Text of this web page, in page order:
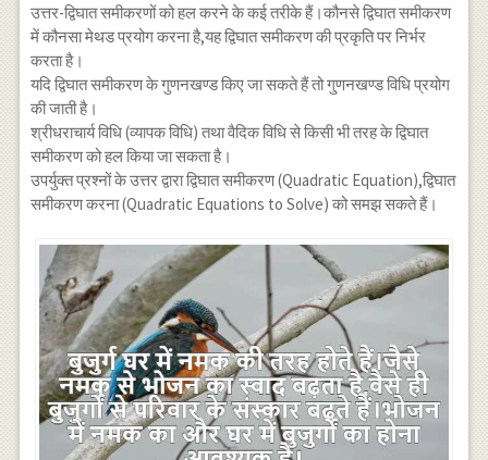
उत्तर-द्विघात समीकरणों को हल करने के कई तरीके हैं।कौनसे द्विघात समीकरण
में कौनसा मेथड प्रयोग करना है,यह द्विघात समीकरण की प्रकृति पर निर्भर
करता है।
यदि द्विघात समीकरण के गुणनखण्ड‌ किए जा सकते हैं तो गु्णनखण्ड विधि प्रयोग
की जाती है।
श्रीधराचार्य विधि (व्यापक विधि) तथा वैदिक विधि से किसी भी तरह के द्विघात
समीकरण को हल किया जा सकता है।
उपर्युक्त प्रश्नों के उत्तर द्वारा द्विघात समीकरण (Quadratic Equation),द्विघात
समीकरण करना (Quadratic Equations to Solve) को समझ सकते हैं।